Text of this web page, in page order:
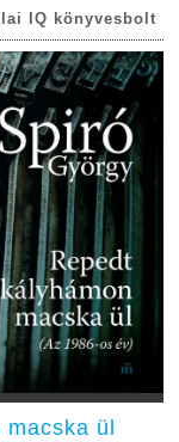
IQ könyvesbolt
macska ül